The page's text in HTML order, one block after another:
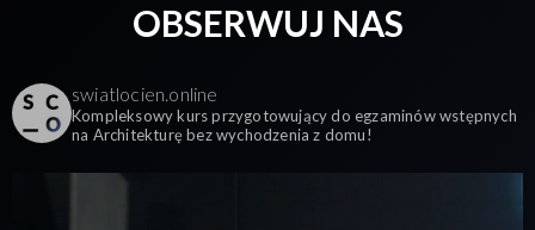
OBSERWUJ NAS
swiatlocien.online
Kompleksowy kurs przygotowujący do egzaminów wstępnych
na Architekturę bez wychodzenia z domu!